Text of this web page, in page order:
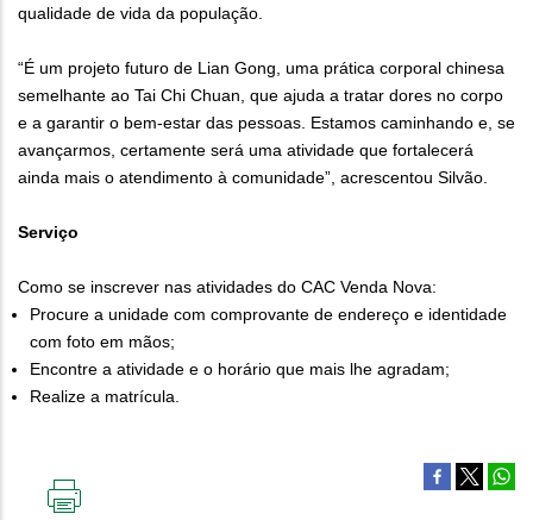
qualidade de vida da população.
“É um projeto futuro de Lian Gong, uma prática corporal chinesa
semelhante ao Tai Chi Chuan, que ajuda a tratar dores no corpo
e a garantir o bem-estar das pessoas. Estamos caminhando e, se
avançarmos, certamente será uma atividade que fortalecerá
ainda mais o atendimento à comunidade”, acrescentou Silvão.
Serviço
Como se inscrever nas atividades do CAC Venda Nova:
Procure a unidade com comprovante de endereço e identidade
com foto em mãos;
Encontre a atividade e o horário que mais lhe agradam;
Realize a matrícula.